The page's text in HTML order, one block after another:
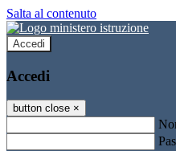
Salta al contenuto
Accedi
Accedi
button close ×